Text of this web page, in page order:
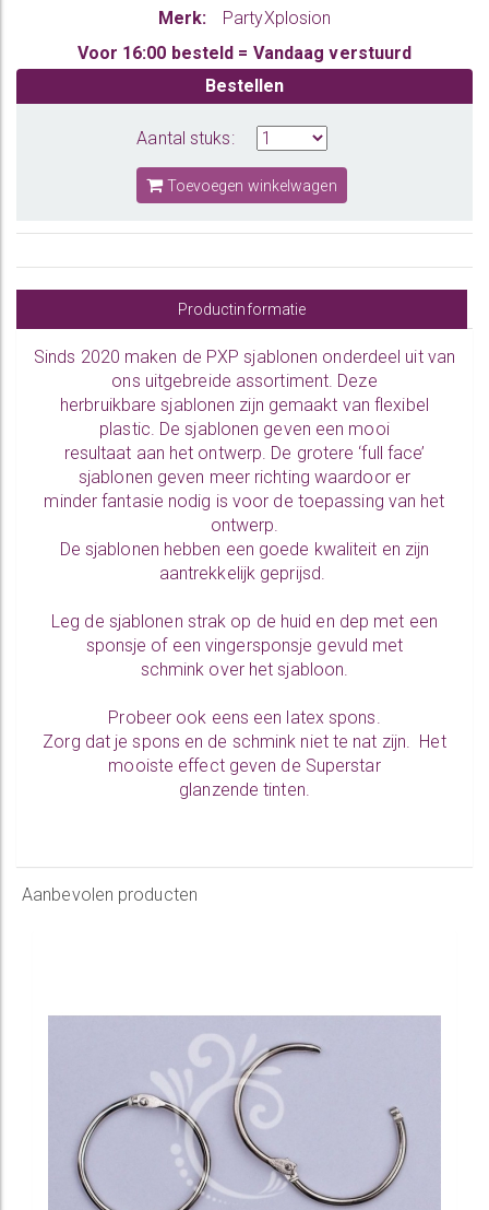
Merk:
PartyXplosion
Voor 16:00 besteld = Vandaag verstuurd
Bestellen
Aantal stuks:
Toevoegen winkelwagen
Productinformatie
Sinds 2020 maken de PXP sjablonen onderdeel uit van
ons uitgebreide assortiment. Deze
herbruikbare sjablonen zijn gemaakt van flexibel
plastic. De sjablonen geven een mooi
resultaat aan het ontwerp. De grotere ‘full face’
sjablonen geven meer richting waardoor er
minder fantasie nodig is voor de toepassing van het
ontwerp.
De sjablonen hebben een goede kwaliteit en zijn
aantrekkelijk geprijsd.
Leg de sjablonen strak op de huid en dep met een
sponsje of een vingersponsje gevuld met
schmink over het sjabloon.
Probeer ook eens een latex spons.
Zorg dat je spons en de schmink niet te nat zijn. Het
mooiste effect geven de Superstar
glanzende tinten.
Aanbevolen producten